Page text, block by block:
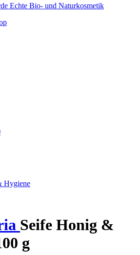
Echte Bio- und Naturkosmetik
Hygiene
Seife Honig &
g